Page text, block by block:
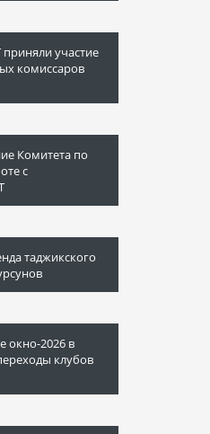
участие
комиссаров
Комитета по
с
таджикского
окно-2026 в
клубов